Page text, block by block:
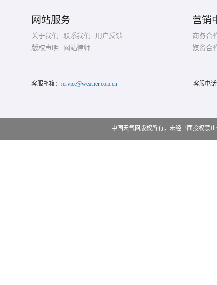
网站服务
关于我们 联系我们
用户反馈
版权声明
网站律师
营销
商务合
媒资合
客服邮箱： service@weather.com.cn 客服电
中国天气网版权所有，未经书面授权